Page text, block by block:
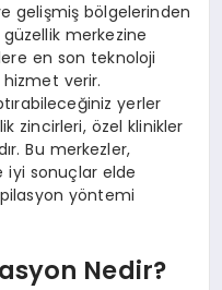
gelişmiş bölgelerinden
merkezine
en son teknoloji
verir.
yerler
zincirleri, özel klinikler
Bu merkezler,
sonuçlar elde
yöntemi
Nedir?